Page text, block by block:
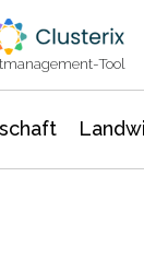
Tool